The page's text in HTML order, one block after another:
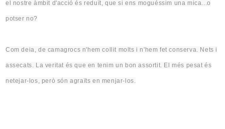
el nostre àmbit d'acció és reduït, que siens moguéssim una mica...o
potser no?
Com deia, de camagrocs n'hem collit molts i n'hem fet conserva. Nets i
assecats. La veritat és que en tenim un bon assortit. El més pesat és
netejar-los, però són agraïtsen menjar-los.